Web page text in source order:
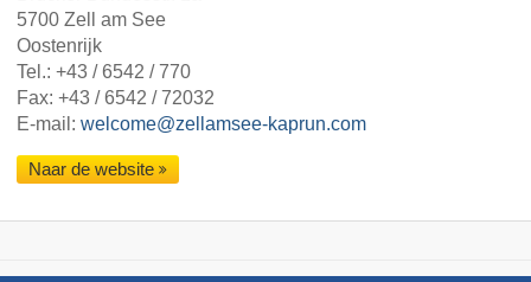
5700 Zell am See
Oostenrijk
Tel.: +43 / 6542 / 770
Fax: +43 / 6542 / 72032
E-mail: welcome@zellamsee-kaprun.com
Naar de website